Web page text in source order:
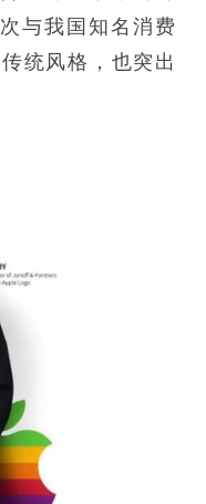
与我国知名消费
统风格，也突出